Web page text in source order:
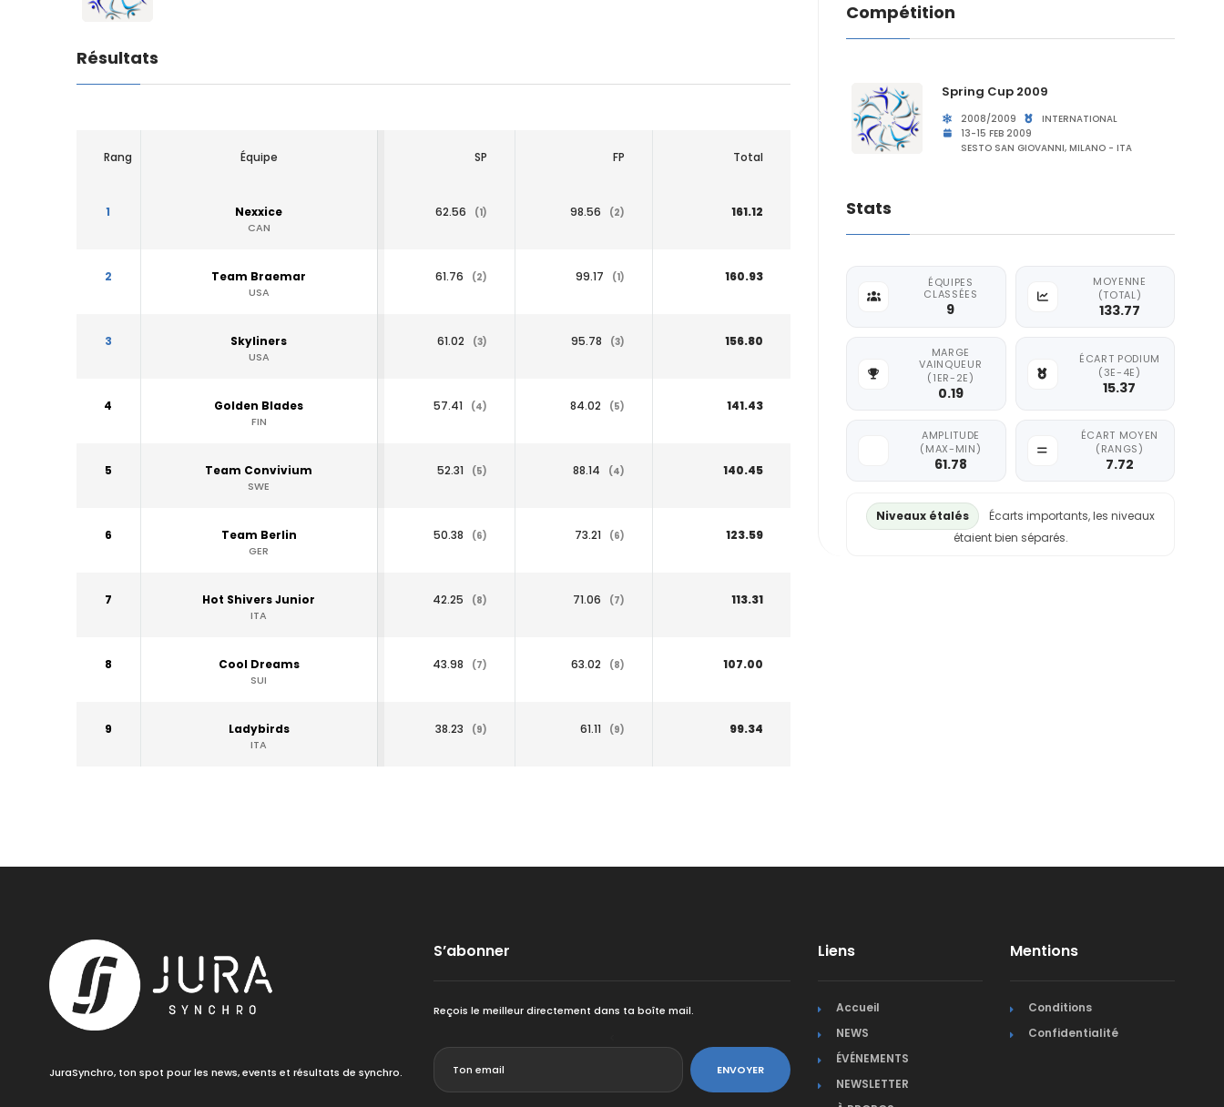
Résultats
Rang Équipe SP FP Total
1 Nexxice
CAN
62.56 (1) 98.56 (2) 161.12
2 Team Braemar
USA
61.76 (2) 99.17 (1) 160.93
3 Skyliners
USA
61.02 (3) 95.78 (3) 156.80
4 Golden Blades
FIN
57.41 (4) 84.02 (5) 141.43
5 Team Convivium
SWE
52.31 (5) 88.14 (4) 140.45
6 Team Berlin
GER
50.38 (6) 73.21 (6) 123.59
7 Hot Shivers Junior
ITA
42.25 (8) 71.06 (7) 113.31
8 Cool Dreams
SUI
43.98 (7) 63.02 (8) 107.00
9 Ladybirds
ITA
38.23 (9) 61.11 (9) 99.34
Compétition
Spring Cup 2009
2008/2009
INTERNATIONAL
13-15 FEB 2009
SESTO SAN GIOVANNI, MILANO - ITA
Stats
ÉQUIPES
CLASSÉES
9
MOYENNE
(TOTAL)
133.77
MARGE
VAINQUEUR
(1ER-2E)
0.19
ÉCART PODIUM
(3E-4E)
15.37
AMPLITUDE
(MAX-MIN)
61.78
ÉCART MOYEN
(RANGS)
7.72
Niveaux étalés
Écarts importants, les niveaux
étaient bien séparés.
JuraSynchro, ton spot pour les news, events et résultats de synchro.
S’abonner
Reçois le meilleur directement dans ta boîte mail.
ENVOYER
Liens
Accueil
NEWS
ÉVÉNEMENTS
NEWSLETTER
Mentions
Conditions
Confidentialité